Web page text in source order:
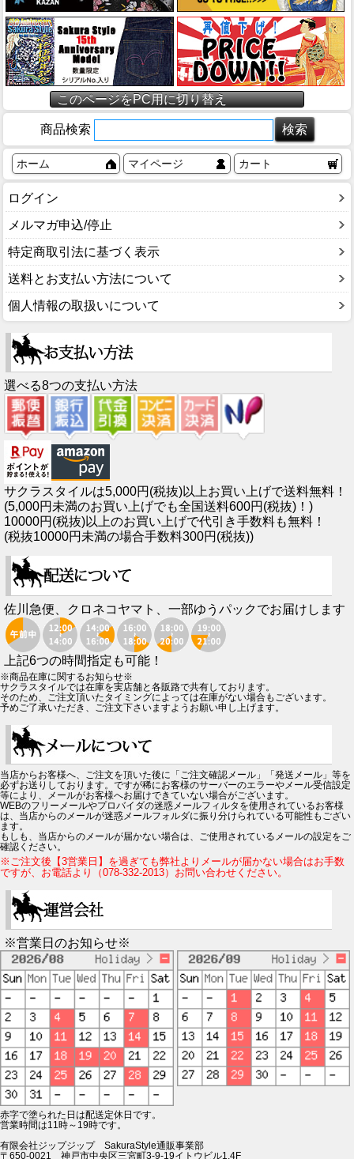
このページをPC用に切り替え
商品検索
ホーム マイページ カート
ログイン
メルマガ申込/停止
特定商取引法に基づく表示
送料とお支払い方法について
個人情報の取扱いについて
選べる8つの支払い方法
サクラスタイルは5,000円(税抜)以上お買い上げで送料無料！
(5,000円未満のお買い上げでも全国送料600円(税抜)！)
10000円(税抜)以上のお買い上げで代引き手数料も無料！
(税抜10000円未満の場合手数料300円(税抜))
佐川急便、クロネコヤマト、一部ゆうパックでお届けします
上記6つの時間指定も可能！
※商品在庫に関するお知らせ※
サクラスタイルでは在庫を実店舗と各販路で共有しております。
そのため、ご注文頂いたタイミングによっては在庫がない場合もございます。
予めご了承いただき、ご注文下さいますようお願い申し上げます。
当店からお客様へ、ご注文を頂いた後に「ご注文確認メール」「発送メール」等を
必ずお送りしております。ですが稀にお客様のサーバーのエラーやメール受信設定
等により、メールがお客様へお届けできていない場合がございます。
WEBのフリーメールやプロバイダの迷惑メールフィルタを使用されているお客様
は、当店からのメールが迷惑メールフォルダに振り分けられている可能性もござい
ます。
もしも、当店からのメールが届かない場合は、ご使用されているメールの設定をご
確認ください。
※ご注文後【3営業日】を過ぎても弊社よりメールが届かない場合はお手数
ですが、お電話より（078-332-2013）お問い合わせください。
※営業日のお知らせ※
赤字で塗られた日は配送定休日です。
営業時間は11時～19時です。
有限会社ジップジップ SakuraStyle通販事業部
〒650-0021 神戸市中央区三宮町3-9-19イトウビル1,4F